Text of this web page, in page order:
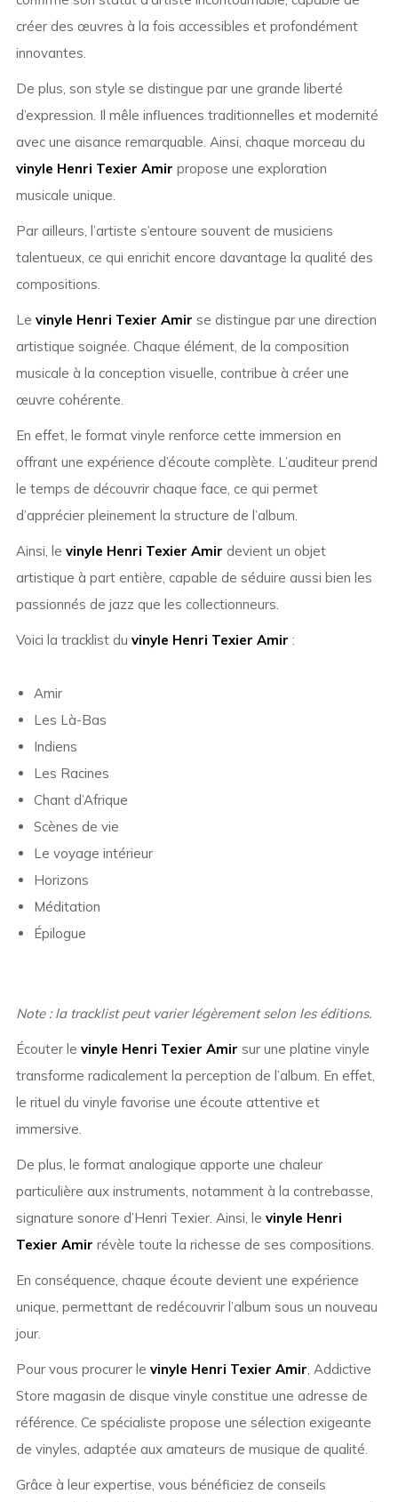
créer des œuvres à la fois accessibles et profondément
innovantes.
De plus, son style se distingue par une grande liberté
d’expression. Il mêle influences traditionnelles et modernité
avec une aisance remarquable. Ainsi, chaque morceau du
vinyle Henri Texier Amir propose une exploration
musicale unique.
Par ailleurs, l’artiste s’entoure souvent de musiciens
talentueux, ce qui enrichit encore davantage la qualité des
compositions.
Le vinyle Henri Texier Amir se distingue par une direction
artistique soignée. Chaque élément, de la composition
musicale à la conception visuelle, contribue à créer une
œuvre cohérente.
En effet, le format vinyle renforce cette immersion en
offrant une expérience d’écoute complète. L’auditeur prend
le temps de découvrir chaque face, ce qui permet
d’apprécier pleinement la structure de l’album.
Ainsi, le vinyle Henri Texier Amir devient un objet
artistique à part entière, capable de séduire aussi bien les
passionnés de jazz que les collectionneurs.
Voici la tracklist du vinyle Henri Texier Amir :
Amir
Les Là-Bas
Indiens
Les Racines
Chant d’Afrique
Scènes de vie
Le voyage intérieur
Horizons
Méditation
Épilogue
Note : la tracklist peut varier légèrement selon les éditions.
Écouter le vinyle Henri Texier Amir sur une platine vinyle
transforme radicalement la perception de l’album. En effet,
le rituel du vinyle favorise une écoute attentive et
immersive.
De plus, le format analogique apporte une chaleur
particulière aux instruments, notamment à la contrebasse,
signature sonore d’Henri Texier. Ainsi, le vinyle Henri
Texier Amir révèle toute la richesse de ses compositions.
En conséquence, chaque écoute devient une expérience
unique, permettant de redécouvrir l’album sous un nouveau
jour.
Pour vous procurer le vinyle Henri Texier Amir, Addictive
Store magasin de disque vinyle constitue une adresse de
référence. Ce spécialiste propose une sélection exigeante
de vinyles, adaptée aux amateurs de musique de qualité.
Grâce à leur expertise, vous bénéficiez de conseils